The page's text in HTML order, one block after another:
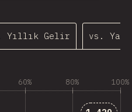
Yıllık Gelir vs. Yaş
60% 80% 100%